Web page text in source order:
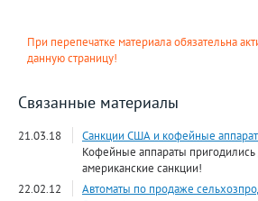
При перепечатке материала обязательна
данную страницу!
Связанные материалы
21.03.18
Санкции США и кофейные
Кофейные аппараты пригодились
американские санкции!
22.02.12
Автоматы по продаже